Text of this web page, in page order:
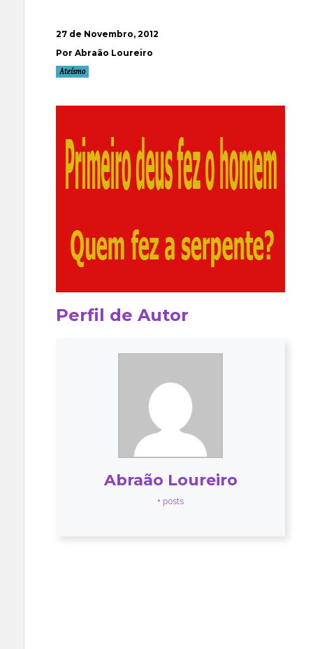
27 de Novembro, 2012
Por Abraão Loureiro
Ateísmo
Perfil de Autor
Abraão Loureiro
+ posts